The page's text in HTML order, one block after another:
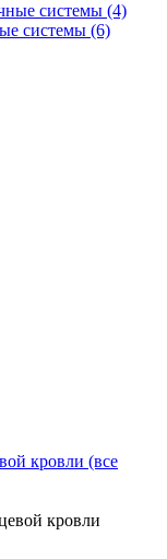
системы (4)
системы (6)
кровли (все
кровли